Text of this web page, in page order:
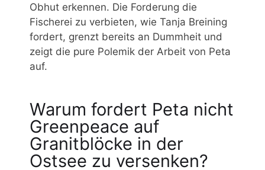
Obhut erkennen. Die Forderung die
Fischerei zu verbieten, wie Tanja Breining
fordert, grenzt bereits an Dummheit und
zeigt die pure Polemik der Arbeit von Peta
auf.
Warum fordert Peta nicht
Greenpeace auf
Granitblöcke in der
Ostsee zu versenken?